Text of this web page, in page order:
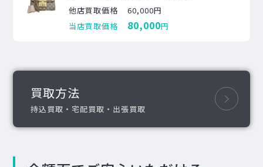
他店買取価格
60,000円
当店買取価格
80,000円
買取方法
持込買取・宅配買取・出張買取